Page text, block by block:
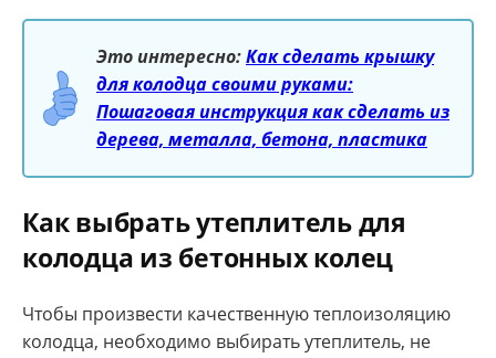
Это интересно:Как сделать крышку
для колодца своими руками:
Пошаговая инструкция как сделать из
дерева, металла, бетона, пластика
Как выбрать утеплитель для
колодца из бетонных колец
Чтобы произвести качественную теплоизоляцию
колодца, необходимо выбирать утеплитель, не